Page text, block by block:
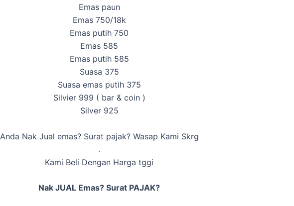
Emas paun
Emas 750/18k
Emas putih 750
Emas 585
Emas putih 585
Suasa 375
Suasa emas putih 375
Silvier 999 ( bar & coin )
Silver 925
Anda Nak Jual emas? Surat pajak? Wasap Kami Skrg
.
Kami Beli Dengan Harga tggi
Nak JUAL Emas? Surat PAJAK?